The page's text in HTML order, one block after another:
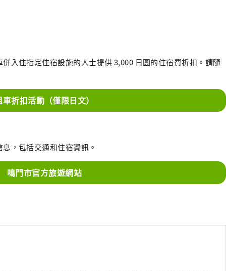
入住指定住宿設施的人士提供 3,000 日圓的住宿費折扣。請隨
車折扣活動（僅限日文）
，包括交通和住宿資訊。
鳴門市官方旅遊網站